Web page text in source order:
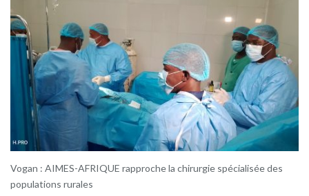
Vogan : AIMES-AFRIQUE rapproche la chirurgie spécialisée des
populations rurales